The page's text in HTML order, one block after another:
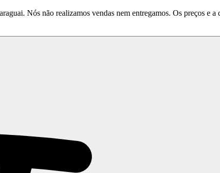
Nós não realizamos vendas nem entregamos. Os preços e